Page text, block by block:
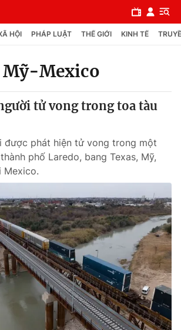
HỘI PHÁP LUẬT THẾ GIỚI KINH TẾ
Mexico
tử vong trong toa tàu
được phát hiện tử vong trong một
phố Laredo, bang Texas, Mỹ,
Mexico.